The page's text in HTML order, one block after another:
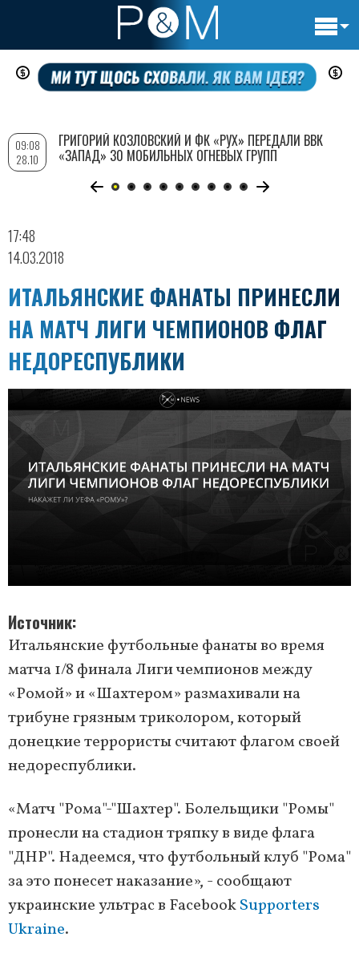
Перейти
содержанию
17:48
14.03.2018
ИТАЛЬЯНСКИЕ ФАНАТЫ ПРИНЕСЛИ
НА МАТЧ ЛИГИ ЧЕМПИОНОВ ФЛАГ
НЕДОРЕСПУБЛИКИ
Источник
Итальянские футбольные фанаты во время
матча 1/8 финала Лиги чемпионов между
«Ромой» и «Шахтером» размахивали на
трибуне грязным триколором, который
донецкие террористы считают флагом своей
недореспублики.
«Матч "Рома"-"Шахтер". Болельщики "Ромы"
пронесли на стадион тряпку в виде флага
"ДНР". Надеемся, что футбольный клуб "Рома"
за это понесет наказание», - сообщают
украинские ультрас в FacebookSupporters
Ukraine.
09:08
28.10
ГРИГОРИЙ КОЗЛОВСКИЙ И ФК «РУХ» ПЕРЕДАЛИ ВВК
«ЗАПАД» 30 МОБИЛЬНЫХ ОГНЕВЫХ ГРУПП